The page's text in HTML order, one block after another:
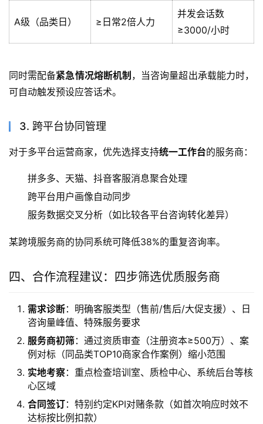
A级（品类日） ≥日常2倍人力
并发会话数
≥3000/小时
同时需配备紧急情况熔断机制，当咨询量超出承载能力时，
可自动触发预设应答话术。
3. 跨平台协同管理
对于多平台运营商家，优先选择支持统一工作台的服务商：
拼多多、天猫、抖音客服消息聚合处理
跨平台用户画像自动同步
服务数据交叉分析（如比较各平台咨询转化差异）
某跨境服务商的协同系统可降低38%的重复咨询率。
四、合作流程建议：四步筛选优质服务商
需求诊断：明确客服类型（售前/售后/大促支援）、日
咨询量峰值、特殊服务要求
服务商初筛：通过资质审查（注册资本≥500万）、案
例对标（同品类TOP10商家合作案例）缩小范围
实地考察：重点检查培训室、质检中心、系统后台等核
心区域
合同签订：特别约定KPI对赌条款（如首次响应时效不
达标按比例扣款）